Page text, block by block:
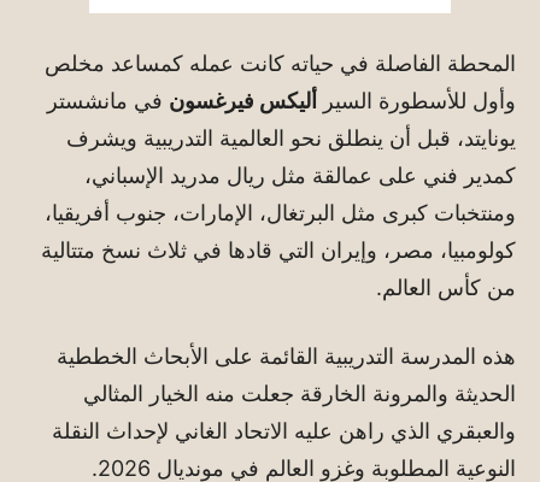
المحطة الفاصلة في حياته كانت عمله كمساعد مخلص
وأول للأسطورة السير أليكس فيرغسون في مانشستر
يونايتد، قبل أن ينطلق نحو العالمية التدريبية ويشرف
كمدير فني على عمالقة مثل ريال مدريد الإسباني،
ومنتخبات كبرى مثل البرتغال، الإمارات، جنوب أفريقيا،
كولومبيا، مصر، وإيران التي قادها في ثلاث نسخ متتالية
من كأس العالم.
هذه المدرسة التدريبية القائمة على الأبحاث الخططية
الحديثة والمرونة الخارقة جعلت منه الخيار المثالي
والعبقري الذي راهن عليه الاتحاد الغاني لإحداث النقلة
النوعية المطلوبة وغزو العالم في مونديال 2026.